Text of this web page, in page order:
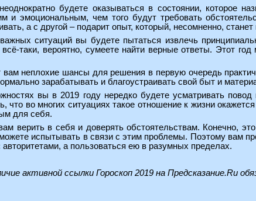
будете оказываться в состоянии, которое
и эмоциональным, чем того будут требовать
а с другой – подарит опыт, который, несомненно,
ситуаций вы будете пытаться извлечь
таки, вероятно, сумеете найти верные ответы. Этот
вам неплохие шансы для решения в первую очередь
зарабатывать и благоустраивать свой быт и
вы в 2019 году нередко будете усматривать
что во многих ситуациях такое отношение к жизни
для себя.
верить в себя и доверять обстоятельствам. Конечно,
испытывать в связи с этим проблемы. Поэтому вам
авторитетами, а пользоваться ею в разумных пределах.
активной ссылки Гороскоп 2019 на Предсказание.Ru